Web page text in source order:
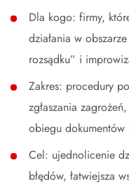
Dla kogo: firmy,
działania w
rozsądku” i
Zakres: procedury
zgłaszania
obiegu dokumentów
Cel: ujednolicenie
błędów, łatwiejsza